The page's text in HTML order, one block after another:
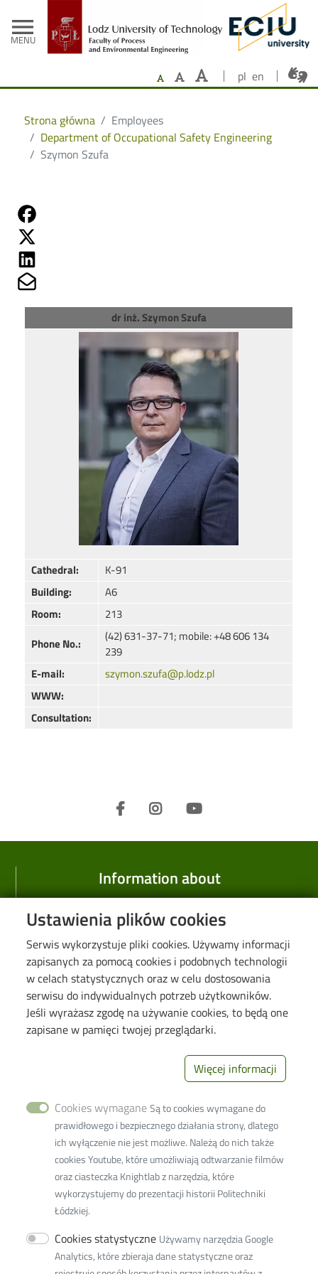
Ustawienia plików cookies
Serwis wykorzystuje pliki cookies. Używamy informacji
zapisanych za pomocą cookies i podobnych technologii
w celach statystycznych oraz w celu dostosowania
serwisu do indywidualnych potrzeb użytkowników.
Jeśli wyrażasz zgodę na używanie cookies, to będą one
zapisane w pamięci twojej przeglądarki.
Więcej informacji
Cookies wymagane Są to cookies wymagane do
prawidłowego i bezpiecznego działania strony, dlatego
ich wyłączenie nie jest możliwe. Należą do nich także
cookies Youtube, które umożliwiają odtwarzanie filmów
oraz ciasteczka Knightlab z narzędzia, które
wykorzystujemy do prezentacji historii Politechniki
Łódzkiej.
Cookies statystyczne Używamy narzędzia Google
Analytics, które zbieraja dane statystyczne oraz
menu
MENU
- Home
pl en
Strona główna
Employees
Department of Occupational Safety Engineering
Szymon Szufa
dr inż. Szymon Szufa
Cathedral:
K-91
Building:
A6
Room:
213
Phone No.:
(42) 631-37-71; mobile: +48 606 134
239
E-mail:
szymon.szufa@p.lodz.pl
WWW:
Consultation:
Lodz University of Technology
Information about
Faculty
Research
Information for
Candidates
Links
Wikamp
Webmail
Library